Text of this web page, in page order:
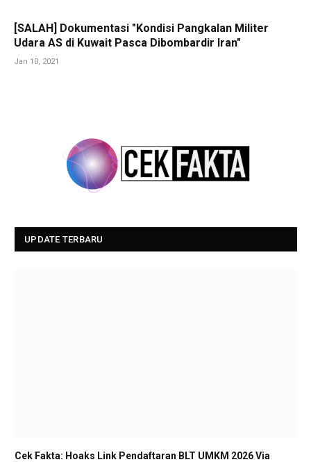
[SALAH] Dokumentasi "Kondisi Pangkalan Militer
Udara AS di Kuwait Pasca Dibombardir Iran"
Jan 10, 2021
UPDATE TERBARU
Cek Fakta: Hoaks Link Pendaftaran BLT UMKM 2026 Via